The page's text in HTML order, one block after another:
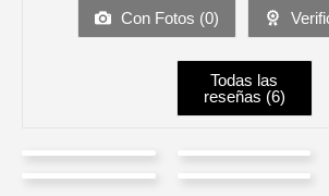
Con Fotos (0)
Todas las
reseñas (6)